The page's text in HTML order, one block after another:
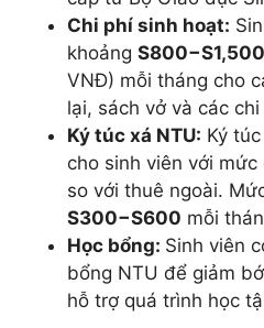
Chi phí sinh hoạt:
khoảng S800−S1,500
VNĐ) mỗi tháng cho
lại, sách vở và các
Ký túc xá NTU: Ký
cho sinh viên với
so với thuê ngoài.
S300−S600 mỗi
Học bổng: Sinh viên
bổng NTU để giảm
hỗ trợ quá trình học